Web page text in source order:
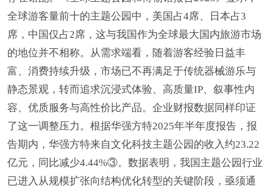
全球游客量前十的主题公园中，美国占4席、日本占3
席，中国仅占2席，这与我国作为全球最大国内旅游市场
的地位并不相称。从需求端看，随着游客经验日益丰
富、消费持续升级，市场已不再满足于传统器械游乐与
静态景观，转而追求沉浸式体验、高质量IP、叙事性内
容、优质服务与高性价比产品。企业财报数据同样印证
了这一调整压力。根据华强方特2025年半年度报告，报
告期内，华强方特来自文化科技主题公园的收入约23.22
亿元，同比减少4.44%③。数据表明，我国主题公园行业
已进入从规模扩张向结构优化转型的关键阶段，亟须通